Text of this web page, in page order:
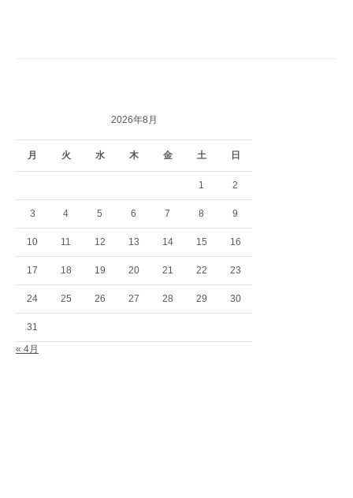
2026年8月
月 火 水 木 金 土 日
1 2
3 4 5 6 7 8 9
10 11 12 13 14 15 16
17 18 19 20 21 22 23
24 25 26 27 28 29 30
31
« 4月